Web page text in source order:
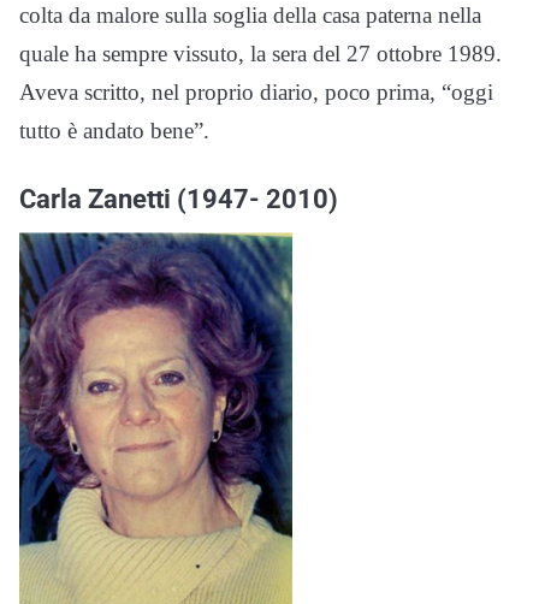
colta da malore sulla soglia della casa paterna nella
quale ha sempre vissuto, la sera del 27 ottobre 1989.
Aveva scritto, nel proprio diario, poco prima, “oggi
tutto è andato bene”.
Carla Zanetti (1947- 2010)